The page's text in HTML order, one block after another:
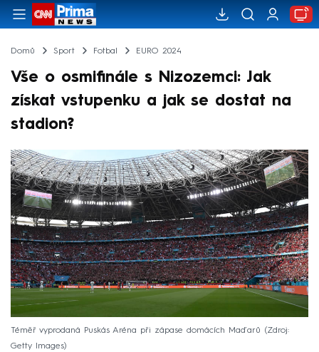
Domů Sport Fotbal EURO 2024
Vše o osmifinále s Nizozemci: Jak
získat vstupenku a jak se dostat na
stadion?
Téměř vyprodaná Puskás Aréna při zápase domácích Maďarů
Zdroj:
Getty Images